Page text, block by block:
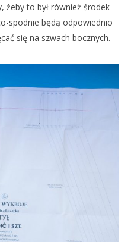
żeby to był również środek
spodnie będą odpowiednio
się na szwach bocznych.